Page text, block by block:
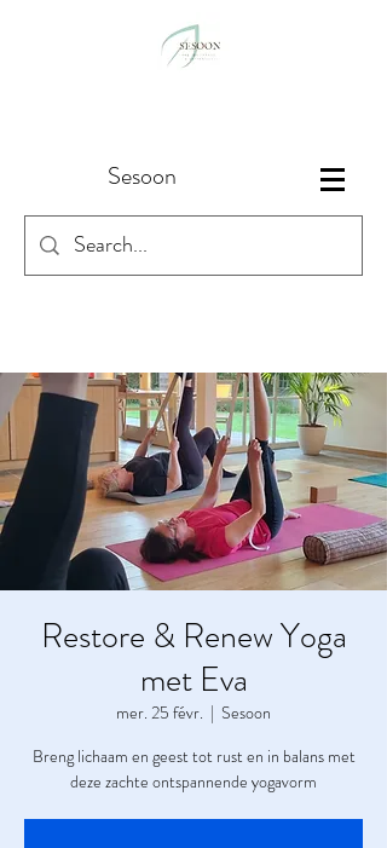
Sesoon
Restore & Renew Yoga
met Eva
mer. 25 févr.
  |
Sesoon
Breng lichaam en geest tot rust en in balans met
deze zachte ontspannende yogavorm